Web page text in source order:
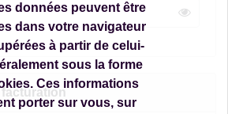
facturation
données peuvent être
dans votre navigateur
à partir de celui-
sous la forme
Ces informations
porter sur vous, sur